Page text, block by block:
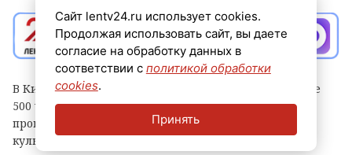
В Кингисеппе стартовал День физкультурника. Более
500 участников праздника торжественным маршем
прошли от здания администрации района до парка
культуры и отдыха «Романовка».
Сайт lentv24.ru использует cookies.
Продолжая использовать сайт, вы даете
согласие на обработку данных в
соответствии с политикой обработки
cookies.
Принять